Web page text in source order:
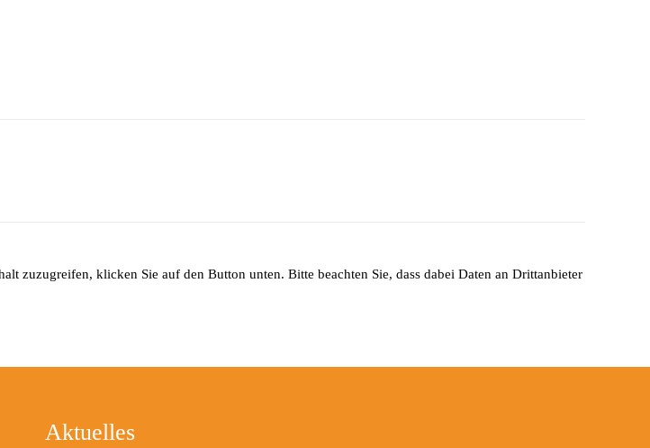
zuzugreifen, klicken Sie auf den Button unten. Bitte beachten Sie, dass dabei Daten an Drittanbieter
Aktuelles